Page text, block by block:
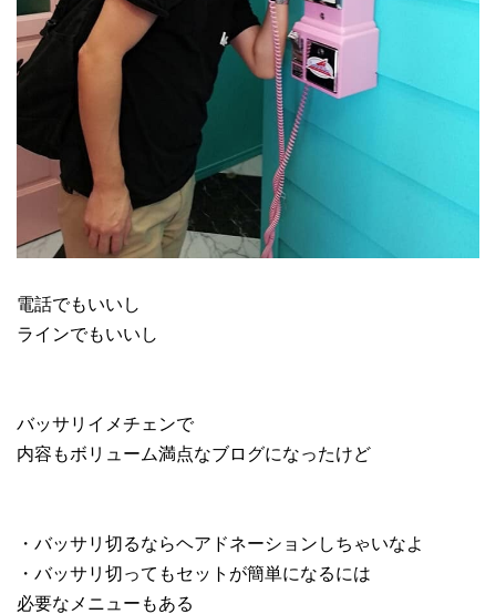
電話でもいいし
ラインでもいいし
バッサリイメチェンで
内容もボリューム満点なブログになったけど
・バッサリ切るならヘアドネーションしちゃいなよ
・バッサリ切ってもセットが簡単になるには
必要なメニューもある